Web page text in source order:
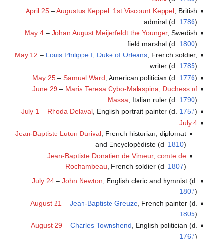
April 25–Augustus Keppel, 1st Viscount Keppel, British
admiral (d. 1786)
May 4– Johan August Meijerfeldt the Younger, Swedish
field marshal (d. 1800)
May 12 – Louis Philippe I, Duke of Orléans, French soldier,
writer (d. 1785)
May 25– Samuel Ward , American politician (d. 1776)
June 29 – Maria Teresa Cybo-Malaspina, Duchess of
Massa , Italian ruler (d. 1790)
July 1 – Rhoda Delaval, English portrait painter (d. 1757)
July 4
Jean-Baptiste Luton Durival , French historian, diplomat
and Encyclopédiste (d. 1810)
Jean-Baptiste Donatien de Vimeur, comte de
Rochambeau, French soldier (d. 1807)
July 24– John Newton, English cleric and hymnist (d.
1807)
August 21 – Jean-Baptiste Greuze, French painter (d.
1805)
August 29 – Charles Townshend , English politician (d.
1767)